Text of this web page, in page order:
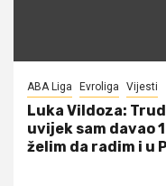
ABA Liga Evroliga Vijesti
Luka Vildoza:
uvijek sam davao
želim da radim i u